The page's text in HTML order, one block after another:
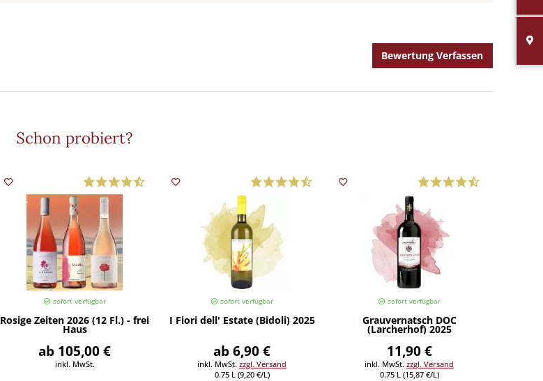
Bewertung Verfassen
Schon probiert?
sofort verfügbar
Rosige Zeiten 2026 (12 Fl.) - frei
Haus
ab 105,00 €
inkl. MwSt.
sofort verfügbar
I Fiori dell' Estate (Bidoli) 2025
ab 6,90 €
inkl. MwSt. zzgl. Versand
0.75 L (9,20 €/L)
sofort verfügbar
Grauvernatsch DOC
(Larcherhof) 2025
11,90 €
inkl. MwSt. zzgl. Versand
0.75 L (15,87 €/L)